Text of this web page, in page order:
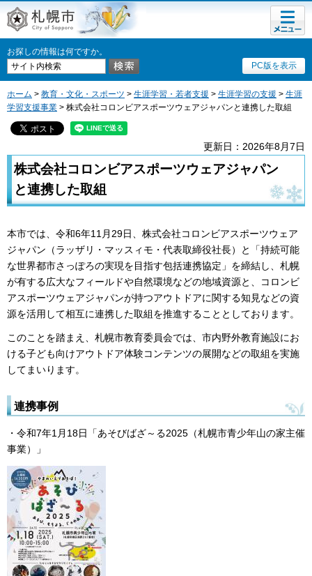
札幌市
お探しの情報は何ですか。
PC版を表示
メニュ
ー
ホーム > 教育・文化・スポーツ > 生涯学習・若者支援 > 生涯学習の支援 > 生涯
学習支援事業 > 株式会社コロンビアスポーツウェアジャパンと連携した取組
更新日：2026年8月7日
株式会社コロンビアスポーツウェアジャパン
と連携した取組
本市では、令和6年11月29日、株式会社コロンビアスポーツウェア
ジャパン（ラッザリ・マッスィモ・代表取締役社長）と「持続可能
な世界都市さっぽろの実現を目指す包括連携協定」を締結し、札幌
が有する広大なフィールドや自然環境などの地域資源と、コロンビ
アスポーツウェアジャパンが持つアウトドアに関する知見などの資
源を活用して相互に連携した取組を推進することとしております。
このことを踏まえ、札幌市教育委員会では、市内野外教育施設にお
ける子ども向けアウトドア体験コンテンツの展開などの取組を実施
してまいります。
連携事例
・令和7年1月18日「あそびばざ～る2025（札幌市青少年山の家主催
事業）」